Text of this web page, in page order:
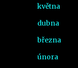
května
dubna
března
února